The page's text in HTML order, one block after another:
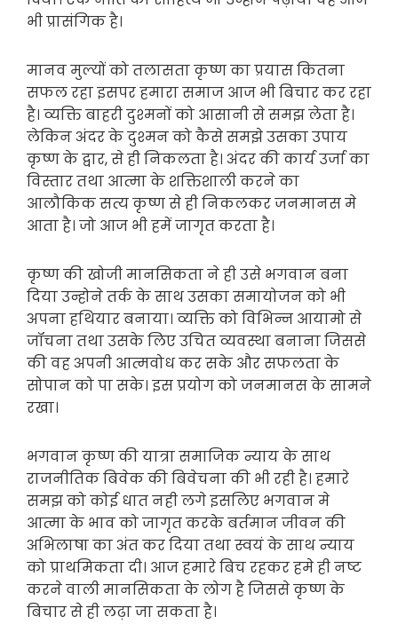
भी प्रासंगिक है।
मानव मुल्यों को तलासता कृष्ण का प्रयास कितना
सफल रहा इसपर हमारा समाज आज भी बिचार कर रहा
है। व्यक्ति बाहरी दुश्मनों को आसानी से समझ लेता है।
लेकिन अंदर के दुश्मन को कैसे समझे उसका उपाय
कृष्ण के द्वार, से ही निकलता है। अंदर की कार्य उर्जा का
विस्तार तथा आत्मा के शक्तिशाली करने का
आलौकिक सत्य कृष्ण से ही निकलकर जनमानस मे
आता है। जो आज भी हमें जागृत करता है।
कृष्ण की खोजी मानसिकता ने ही उसे भगवान बना
दिया उन्होने तर्क के साथ उसका समायोजन को भी
अपना हथियार बनाया। व्यक्ति को विभिन्न आयामो से
जॉचना तथा उसके लिए उचित व्यवस्था बनाना जिससे
की वह अपनी आत्मवोध कर सके और सफलता के
सोपान को पा सके। इस प्रयोग को जनमानस के सामने
रखा।
भगवान कृष्ण की यात्रा समाजिक न्याय के साथ
राजनीतिक बिवेक की बिवेचना की भी रही है। हमारे
समझ को कोई धात नही लगे इसलिए भगवान मे
आत्मा के भाव को जागृत करके बर्तमान जीवन की
अभिलाषा का अंत कर दिया तथा स्वयं के साथ न्याय
को प्राथमिकता दी। आज हमारे बिच रहकर हमे ही नष्ट
करने वाली मानसिकता के लोग है जिससे कृष्ण के
बिचार से ही लढ़ा जा सकता है।